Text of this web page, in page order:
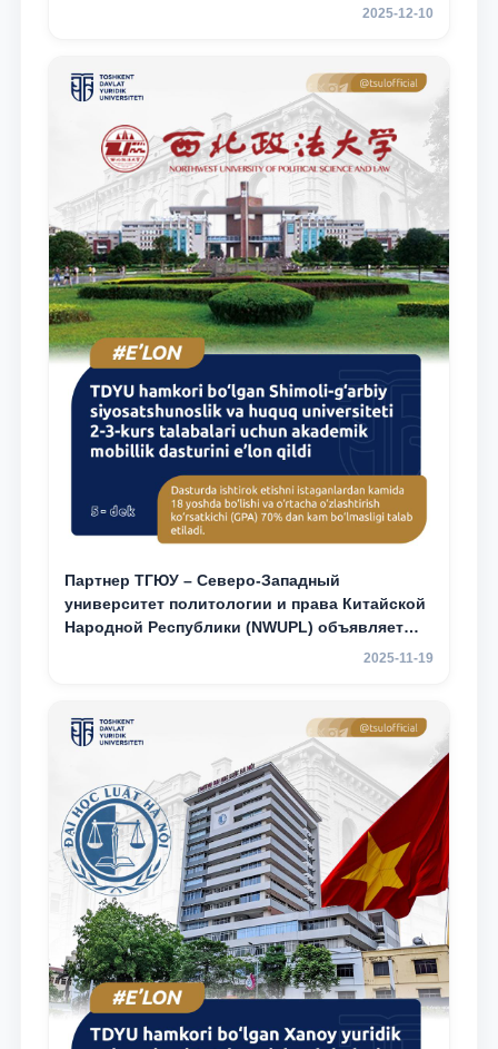
2025-12-10
Партнер ТГЮУ – Северо-Западный
университет политологии и права Китайской
Народной Республики (NWUPL) объявляет
программу академической мобильности для
2025-11-19